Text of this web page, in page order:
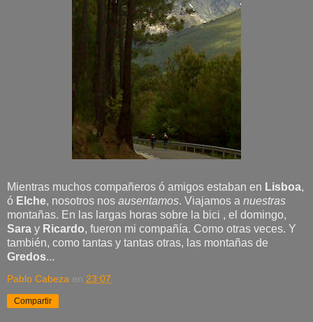
Mientras muchos compañeros ó amigos estaban en Lisboa,
ó Elche, nosotros nos ausentamos. Viajamos a nuestras
montañas. En las largas horas sobre la bici , el domingo,
Sara y Ricardo, fueron mi compañía. Como otras veces. Y
también, como tantas y tantas otras, las montañas de
Gredos...
Pablo Cabeza en 23:07
Compartir